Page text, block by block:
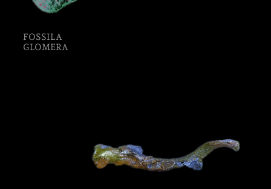
De A à Z
Candidater
FOSSILA
GLOMERA